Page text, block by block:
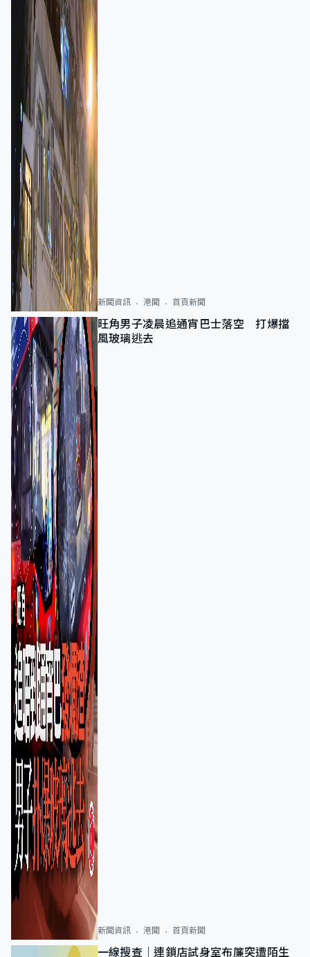
新聞資訊 港聞 首頁新聞
旺角男子凌晨追通宵巴士落空 打爆擋
風玻璃逃去
新聞資訊 港聞 首頁新聞
一線搜查｜連鎖店試身室布簾突遭陌生